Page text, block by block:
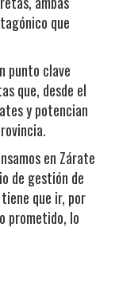
que
punto clave
que, desde el
y potencian
en Zárate
de gestión de
que ir, por
prometido, lo